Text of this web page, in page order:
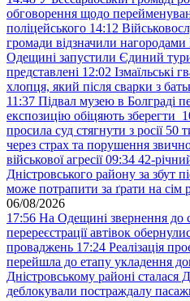
обговорення щодо
поліцейського 14:12
громади відзначили
Одещині запустили Єдиний
представлені 12:02 Ізмаїльські
хлопця, який після сварки з
11:37 Підвал музею в Болграді
експозицію обіцяють зберегти
просила суд стягнути з росії 50
через страх та порушення
військової агресії 09:34 42-
Дністровського району за збут
може потрапити за ґрати на сім
06/08/2026
17:56 На Одещині звернення до
перереєстрації автівок
проваджень 17:24 Реалізація
перейшла до етапу укладення
Дністровському районі
деблокували постраждалу